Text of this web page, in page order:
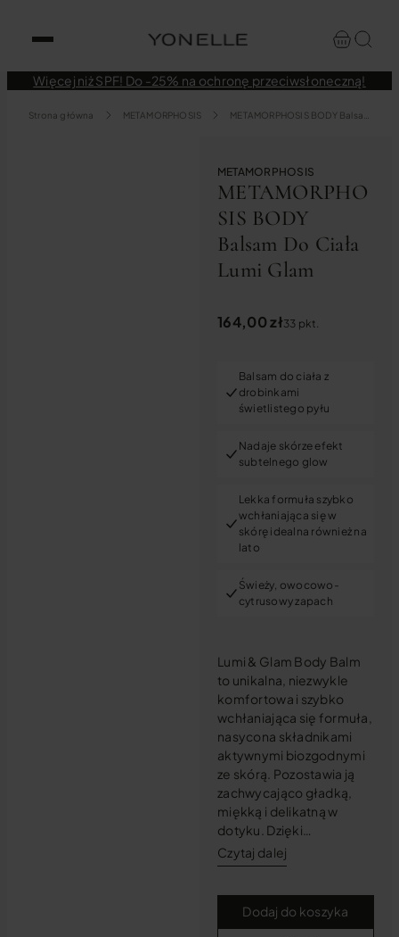
Więcej niż SPF! Do -25% na ochronę przeciwsłoneczną!
Strona główna METAMORPHOSIS METAMORPHOSIS BODY Balsam Do Ciała Lumi Glam
METAMORPHOSIS
METAMORPHO
SIS BODY
Balsam Do Ciała
Lumi Glam
164,00zł33 pkt.
Balsam do ciała z
drobinkami
świetlistego pyłu
Nadaje skórze efekt
subtelnego glow
Lekka formuła szybko
wchłaniająca się w
skórę idealna również na
lato
Świeży, owocowo-
cytrusowy zapach
Lumi & Glam Body Balm
to unikalna, niezwykle
komfortowa i szybko
wchłaniająca się formuła,
nasycona składnikami
aktywnymi biozgodnymi
ze skórą. Pozostawia ją
zachwycająco gładką,
miękką i delikatną w
dotyku. Dzięki…
Czytaj dalej
Dodaj do koszyka